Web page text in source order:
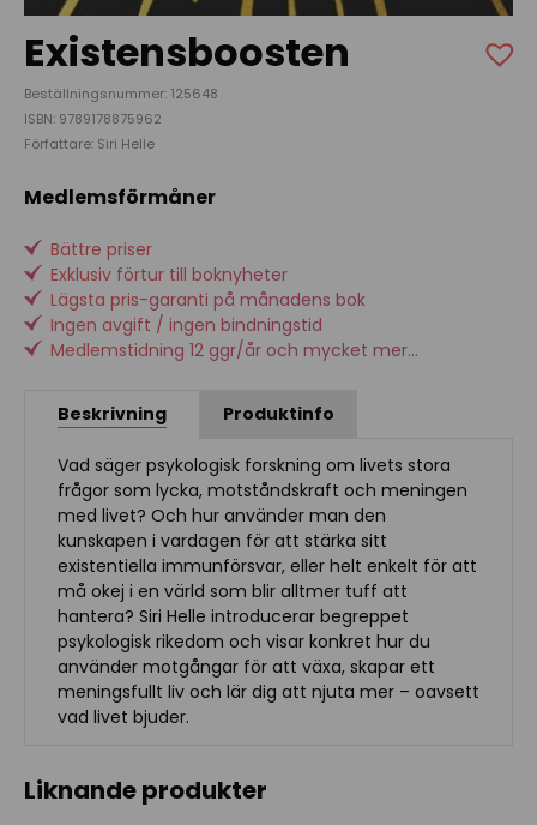
Existensboosten
Beställningsnummer: 125648
ISBN: 9789178875962
Författare: Siri Helle
Medlemsförmåner
Bättre priser
Exklusiv förtur till boknyheter
Lägsta pris-garanti på månadens bok
Ingen avgift / ingen bindningstid
Medlemstidning 12 ggr/år och mycket mer...
Beskrivning Produktinfo
Vad säger psykologisk forskning om livets stora
frågor som lycka, motståndskraft och meningen
med livet? Och hur använder man den
kunskapen i vardagen för att stärka sitt
existentiella immunförsvar, eller helt enkelt för att
må okej i en värld som blir alltmer tuff att
hantera? Siri Helle introducerar begreppet
psykologisk rikedom och visar konkret hur du
använder motgångar för att växa, skapar ett
meningsfullt liv och lär dig att njuta mer – oavsett
vad livet bjuder.
Liknande produkter